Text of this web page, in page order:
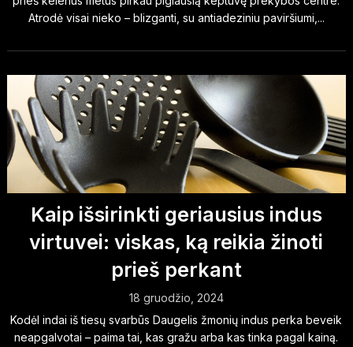
Atrodė visai nieko – blizganti, su antiadeziniu paviršiumi,...
Kaip išsirinkti geriausius indus
virtuvei: viskas, ką reikia žinoti
prieš perkant
18 gruodžio, 2024
Kodėl indai iš tiesų svarbūs Daugelis žmonių indus perka beveik
neapgalvotai – paima tai, kas gražu arba kas tinka pagal kainą.